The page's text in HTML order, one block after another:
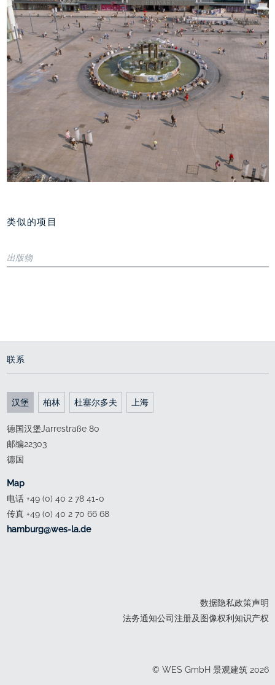
类似的项目
内城"舞台"
出版物
Berlin
Project presentation
联系
汉堡 柏林 杜塞尔多夫 上海
德国汉堡Jarrestraße 80
邮编22303
德国
Map
电话 +49 (0) 40 2 78 41-0
传真 +49 (0) 40 2 70 66 68
ed.al-sew@grubmah
数据隐私政策声明
法务通知公司注册及图像权利知识产权
© WES GmbH 景观建筑 2026